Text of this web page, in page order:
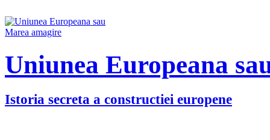
Uniunea Europeana
Istoria secreta a constructiei europene